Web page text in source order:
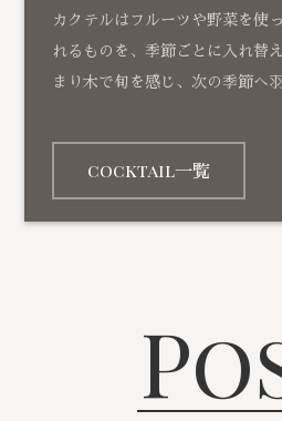
カクテルはフルーツや野菜を使
れるものを、季節ごとに入れ替
まり木で旬を感じ、次の季節へ
cocktail一覧